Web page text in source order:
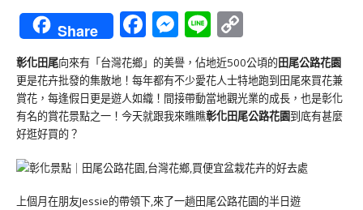
Share Facebook
Messenger
Line
Link
彰化田尾向來有「台灣花鄉」的美譽，佔地近500公頃的田尾公路花園
更是花卉批發的集散地！每年都有不少愛花人士特地跑到田尾來買花兼
賞花，每逢假日更是遊人如織！間接帶動當地觀光業的成長，也是彰化
有名的賞花景點之一！今天就跟我來瞧瞧彰化田尾公路花園到底有甚麼
好逛好買的？
上個月在朋友Jessie的帶領下,來了一趟田尾公路花園的半日遊